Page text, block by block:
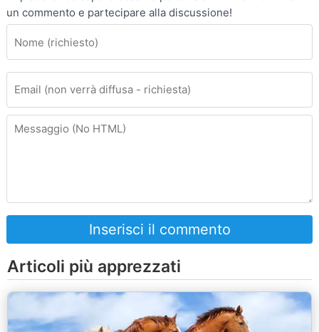
un commento e partecipare alla discussione!
Inserisci il commento
Articoli più apprezzati